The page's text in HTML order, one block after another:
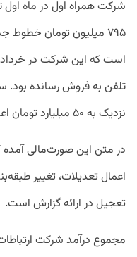
۷۹۵ میلیون تومان
تلفن به فروش رسانده بود.
نزدیک به ۵۰ میلیارد تومان اعلام شد.
در متن این صورت‌مالی
تعجیل در ارائه گزارش است.
مجموع درآمد شرکت